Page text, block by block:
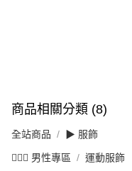
商品相關分類 (8)
全站商品 ▶ 服飾
💁🏻‍♂️ 男性專區 運動服飾